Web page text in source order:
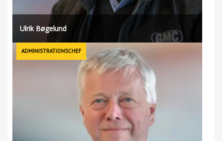
Ulrik Bøgelund
ADMINISTRATIONSCHEF